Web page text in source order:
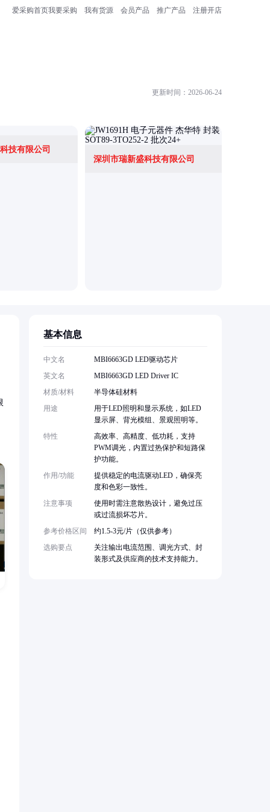
爱采购首页我要采购 我有货源 会员产品 推广产品 注册开店
更新时间：2026-06-24
技有限公司
深圳市瑞新盛科技有限公司
基本信息
中文名
MBI6663GD LED驱动芯片
英文名
MBI6663GD LED Driver IC
材质/材料
半导体硅材料
用途
用于LED照明和显示系统，如LED
显示屏、背光模组、景观照明等。
特性
高效率、高精度、低功耗，支持
PWM调光，内置过热保护和短路保
护功能。
作用/功能
提供稳定的电流驱动LED，确保亮
度和色彩一致性。
注意事项
使用时需注意散热设计，避免过压
或过流损坏芯片。
参考价格区间
约1.5-3元/片（仅供参考）
选购要点
关注输出电流范围、调光方式、封
装形式及供应商的技术支持能力。